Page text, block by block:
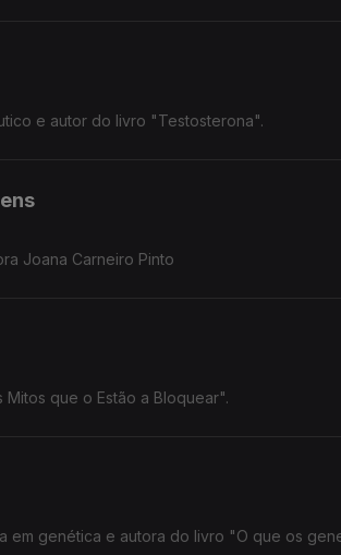
e autor do livro "Testosterona".
Joana Carneiro Pinto
que o Estão a Bloquear".
em genética e autora do livro "O que os